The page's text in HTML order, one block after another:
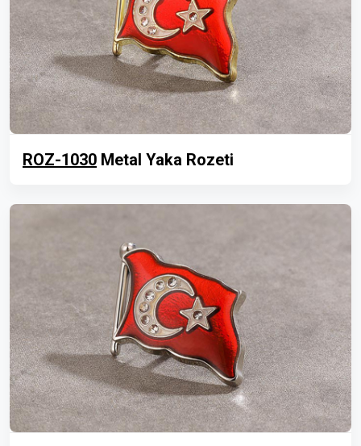
ROZ-1030 Metal Yaka Rozeti